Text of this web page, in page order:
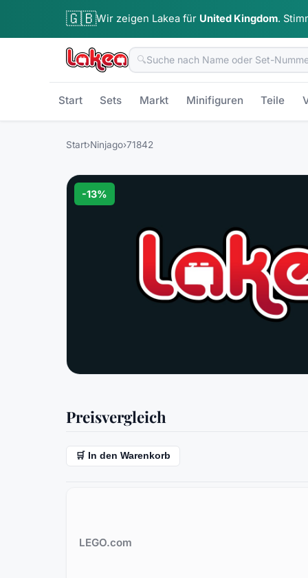
🇬🇧Wir zeigen Lakea für United Kingdom.
🔍
Start Sets Markt Minifiguren Teile
Start›Ninjago›71842
-13%
Preisvergleich
🛒 In den Warenkorb
LEGO.com